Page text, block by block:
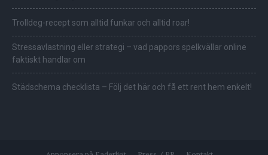
Trolldeg-recept som alltid funkar och alltid roar!
Stressavlastning eller strategi – vad pappors spelkvällar online
faktiskt handlar om
Städschema checklista – Följ det här och få ett rent hem enkelt!